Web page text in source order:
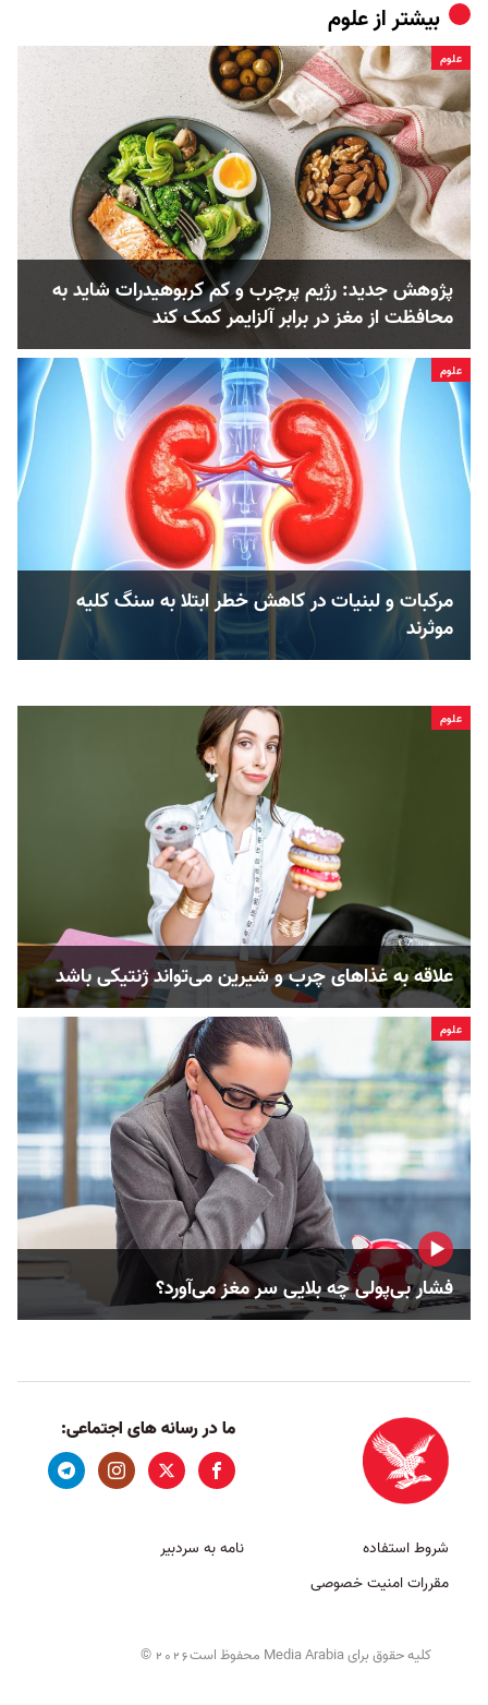
بیشتر ازعلوم
علوم
پژوهش جدید: رژیم پرچرب و کم کربوهیدرات شاید به
محافظت از مغز در برابر آلزایمر کمک کند
علوم
مرکبات و لبنیات در کاهش خطر ابتلا به سنگ کلیه
موثرند
علوم
علاقه به غذاهای چرب و شیرین می‌تواند ژنتیکی باشد
علوم
فشار بی‌پولی چه بلایی سر مغز می‌آورد؟
ما در رسانه های اجتماعی:
شروط استفاده
مقررات امنیت خصوصی
نامه به سردبیر
کلیه حقوق برای Media Arabia محفوظ است 2026
©